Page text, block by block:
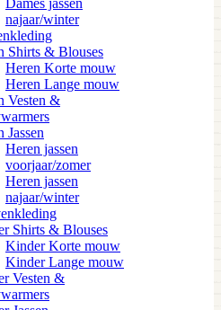
Dames jassen
najaar/winter
Shirts & Blouses
Heren Korte mouw
Heren Lange mouw
Vesten &
Jassen
Heren jassen
voorjaar/zomer
Heren jassen
najaar/winter
Shirts & Blouses
Kinder Korte mouw
Kinder Lange mouw
Vesten &